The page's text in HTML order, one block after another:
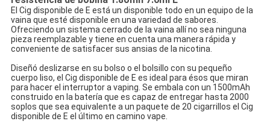
El Cig disponible de E está un disponible todo en un equipo de la
vaina que esté disponible en una variedad de sabores.
Ofreciendo un sistema cerrado de la vaina allí no sea ninguna
pieza reemplazable y tiene en cuenta una manera rápida y
conveniente de satisfacer sus ansias de la nicotina.
Diseñó deslizarse en su bolso o el bolsillo con su pequeño
cuerpo liso, el Cig disponible de E es ideal para ésos que miran
para hacer el interruptor a vaping. Se embala con un 1500mAh
construido en la batería que es capaz de entregar hasta 2000
soplos que sea equivalente a un paquete de 20 cigarrillos el Cig
disponible de E el último en camino vape.